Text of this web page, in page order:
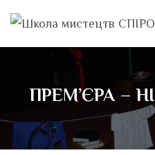
ПРЕМ’ЄРА –